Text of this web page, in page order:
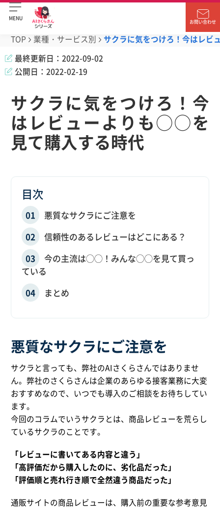
MENU
お問い合わせ
TOP 業種・サービス別
サクラに気をつけろ！今はレ
最終更新日： 2022-09-02
公開日： 2022-02-19
サクラに気をつけろ！今
はレビューよりも◯◯を
見て購入する時代
目次
悪質なサクラにご注意を
信頼性のあるレビューはどこにある？
今の主流は◯◯！みんな◯◯を見て買っ
ている
まとめ
悪質なサクラにご注意を
サクラと言っても、弊社のAIさくらさんではありませ
ん。弊社のさくらさんは企業のあらゆる接客業務に大変
おすすめなので、いつでも導入のご相談をお待ちしてい
ます。
今回のコラムでいうサクラとは、商品レビューを荒らし
ているサクラのことです。
「レビューに書いてある内容と違う」
「高評価だから購入したのに、劣化品だった」
「評価順と売れ行き順で全然違う商品だった」
通販サイトの商品レビューは、購入前の重要な参考意見